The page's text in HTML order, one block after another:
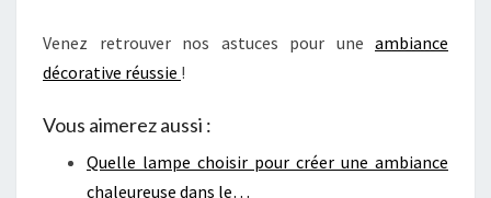
Venez retrouver nos astuces pour une ambiance
décorative réussie !
Vous aimerez aussi :
Quelle lampe choisir pour créer une ambiance
chaleureuse dans le…